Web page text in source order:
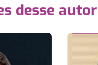
desse autor